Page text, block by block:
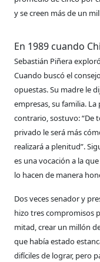
y se creen más de un
En 1989 cuando
Sebastián Piñera
Cuando buscó el
opuestas.Su madre le
empresas, su familia. La
contrario,sostuvo: “De
privado le será más
realizaráa plenitud”.
es una vocación a la que
lo hacen de manera
Dos veces senador y
hizo tres compromisos
mitad, crear un millón
que habíaestado
difíciles de lograr, pero